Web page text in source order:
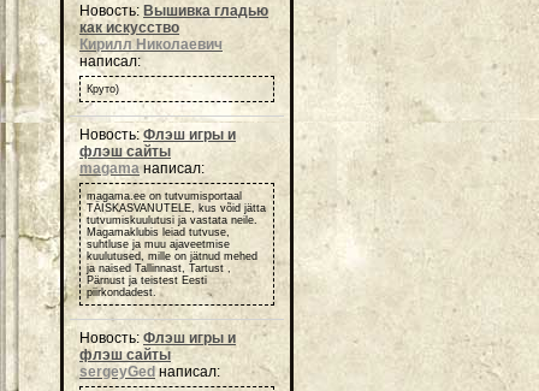
Новость: Вышивка гладью
как искусство
Кирилл Николаевич
написал:
Круто)
Новость:Флэш игры и
флэш сайты
magamaнаписал:
magama.ee on tutvumisportaal
TÄISKASVANUTELE, kus võid jätta
tutvumiskuulutusi ja vastata neile.
Magamaklubis leiad tutvuse,
suhtluse ja muu ajaveetmise
kuulutused, mille on jätnud mehed
ja naised Tallinnast, Tartust ,
Pärnust ja teistest Eesti
piirkondadest.
Новость: Флэш игры и
флэш сайты
sergeyGed написал: